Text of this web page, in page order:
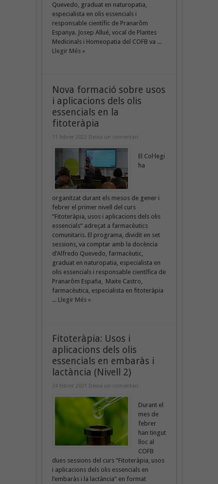
Quevedo, graduat en naturopatia,
especialista en olis essencials i
responsable científic de Pranarôm
Espanya. Josep Allué, vocal de Plantes
Medicinals i Homeopatia del COFB va ...
Llegir Més »
Nova formació sobre usos
i aplicacions dels olis
essencials en la
fitoteràpia
11 febrer 2022 Deixa un comentari
El Col·legi
ha
organitzat durant els mesos de gener i
febrer el primer nivell del curs
“Fitoteràpia, usos i aplicacions dels olis
essencials“ adreçat a farmacèutics
comunitaris. El programa, dividit en set
sessions, va comptar amb la docència
d’Alfredo Quevedo, farmacèutic,
graduat en naturopatia, especialista en
olis essencials i responsable científica de
Pranarôm España, Maite Castro,
farmacèutica, especialista en fitoteràpia
... Llegir Més »
Fitoteràpia: Usos i
aplicacions dels olis
essencials en embaràs i
lactància (Nivell 2)
24 febrer 2021 Deixa un comentari
Durant el
mes de
febrer
han tingut
lloc al
COFB
dues sessions del curs “Fitoteràpia, usos
i aplicacions dels olis essencials en
l’embaràs i la lactància” en format